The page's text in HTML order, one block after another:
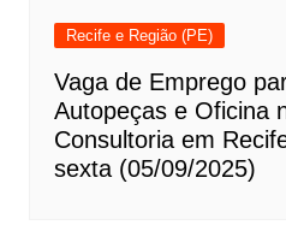
Recife e Região (PE)
Vaga de Emprego
Autopeças e Oficina
Consultoria em
sexta (05/09/2025)